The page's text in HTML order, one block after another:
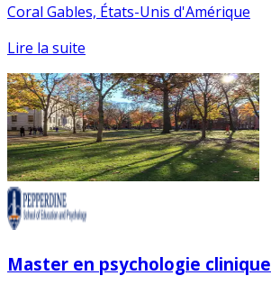
Coral Gables, États-Unis d'Amérique
Lire la suite
Master en psychologie clinique